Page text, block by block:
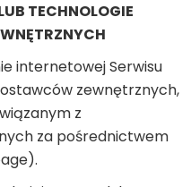
TECHNOLOGIE
internetowej Serwisu
zewnętrznych,
z
za pośrednictwem